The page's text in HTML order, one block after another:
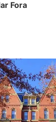
Fora